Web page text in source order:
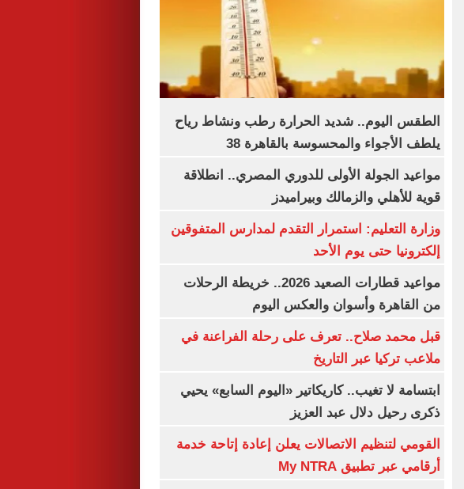
الطقس اليوم.. شديد الحرارة رطب ونشاط رياح
يلطف الأجواء والمحسوسة بالقاهرة 38
مواعيد الجولة الأولى للدوري المصري.. انطلاقة
قوية للأهلي والزمالك وبيراميدز
وزارة التعليم: استمرار التقدم لمدارس المتفوقين
إلكترونيا حتى يوم الأحد
مواعيد قطارات الصعيد 2026.. خريطة الرحلات
من القاهرة وأسوان والعكس اليوم
قبل محمد صلاح.. تعرف على رحلة الفراعنة في
ملاعب تركيا عبر التاريخ
ابتسامة لا تغيب.. كاريكاتير «اليوم السابع» يحيي
ذكرى رحيل دلال عبد العزيز
القومي لتنظيم الاتصالات يعلن إعادة إتاحة خدمة
أرقامي عبر تطبيق My NTRA